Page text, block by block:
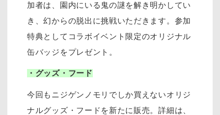
加者は、園内にいる鬼の謎を解き明かしてい
き、幻からの脱出に挑戦いただきます。参加
特典としてコラボイベント限定のオリジナル
缶バッジをプレゼント。
・グッズ・フード
今回もニジゲンノモリでしか買えないオリジ
ナルグッズ・フードを新たに販売。詳細は、